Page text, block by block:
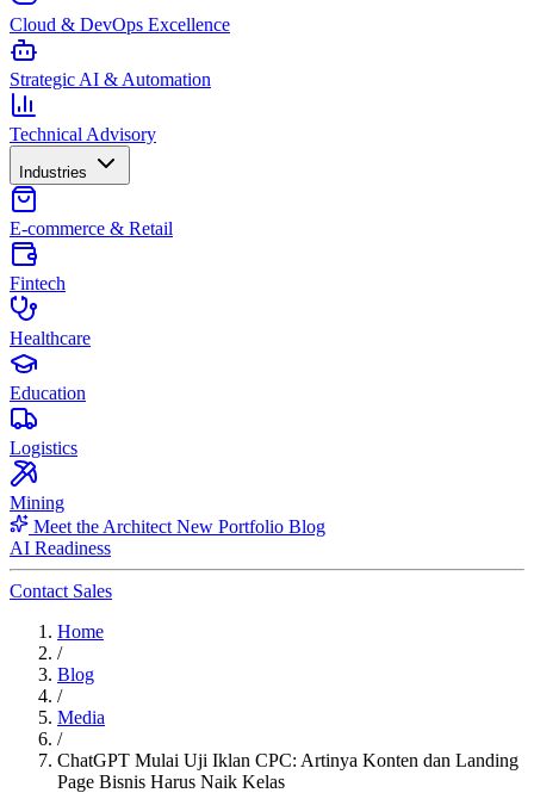
Cloud & DevOps Excellence
Strategic AI & Automation
Technical Advisory
Industries
E-commerce & Retail
Fintech
Healthcare
Education
Logistics
Mining
Meet the Architect New Portfolio Blog
AI Readiness
Contact Sales
Home
/
Blog
/
Media
/
ChatGPT Mulai Uji Iklan CPC: Artinya Konten dan Landing
Page Bisnis Harus Naik Kelas